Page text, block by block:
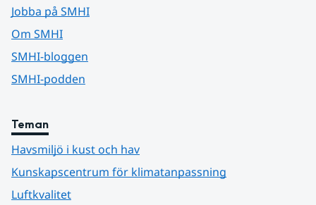
Jobba på SMHI
Om SMHI
SMHI-bloggen
SMHI-podden
Teman
Havsmiljö i kust och hav
Kunskapscentrum för klimatanpassning
Luftkvalitet